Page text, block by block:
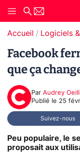
Accueil Logiciels
Facebook
que ça
Par Audrey
Publié le 25
Suivez-nous
Peu populaire, le
proposait aux